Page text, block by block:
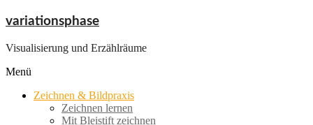
Zum
springen
variationsphase
Visualisierung und Erzählräume
Menü
Zeichnen & Bildpraxis
Zeichnen lernen
Mit Bleistift zeichnen